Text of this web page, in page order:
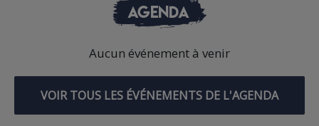
AGENDA
Aucun événement à venir
VOIR TOUS LES ÉVÉNEMENTS DE L'AGENDA